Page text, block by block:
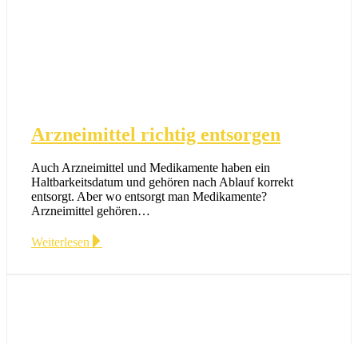
Arzneimittel richtig entsorgen
Auch Arzneimittel und Medikamente haben ein
Haltbarkeitsdatum und gehören nach Ablauf korrekt
entsorgt. Aber wo entsorgt man Medikamente?
Arzneimittel gehören…
Weiterlesen